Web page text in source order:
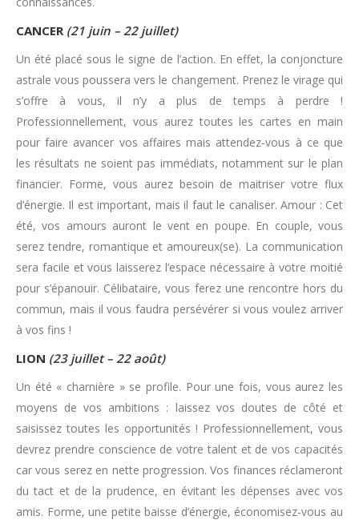
CANCER (21 juin – 22 juillet)
Un été placé sous le signe de l’action. En effet, la conjoncture
astrale vous poussera vers le changement. Prenez le virage qui
s’offre à vous, il n’y a plus de temps à perdre !
Professionnellement, vous aurez toutes les cartes en main
pour faire avancer vos affaires mais attendez-vous à ce que
les résultats ne soient pas immédiats, notamment sur le plan
financier. Forme, vous aurez besoin de maitriser votre flux
d’énergie. Il est important, mais il faut le canaliser. Amour : Cet
été, vos amours auront le vent en poupe. En couple, vous
serez tendre, romantique et amoureux(se). La communication
sera facile et vous laisserez l’espace nécessaire à votre moitié
pour s’épanouir. Célibataire, vous ferez une rencontre hors du
commun, mais il vous faudra persévérer si vous voulez arriver
à vos fins !
LION (23 juillet – 22 août)
Un été « charnière » se profile. Pour une fois, vous aurez les
moyens de vos ambitions : laissez vos doutes de côté et
saisissez toutes les opportunités ! Professionnellement, vous
devrez prendre conscience de votre talent et de vos capacités
car vous serez en nette progression. Vos finances réclameront
du tact et de la prudence, en évitant les dépenses avec vos
amis. Forme, une petite baisse d’énergie, économisez-vous au